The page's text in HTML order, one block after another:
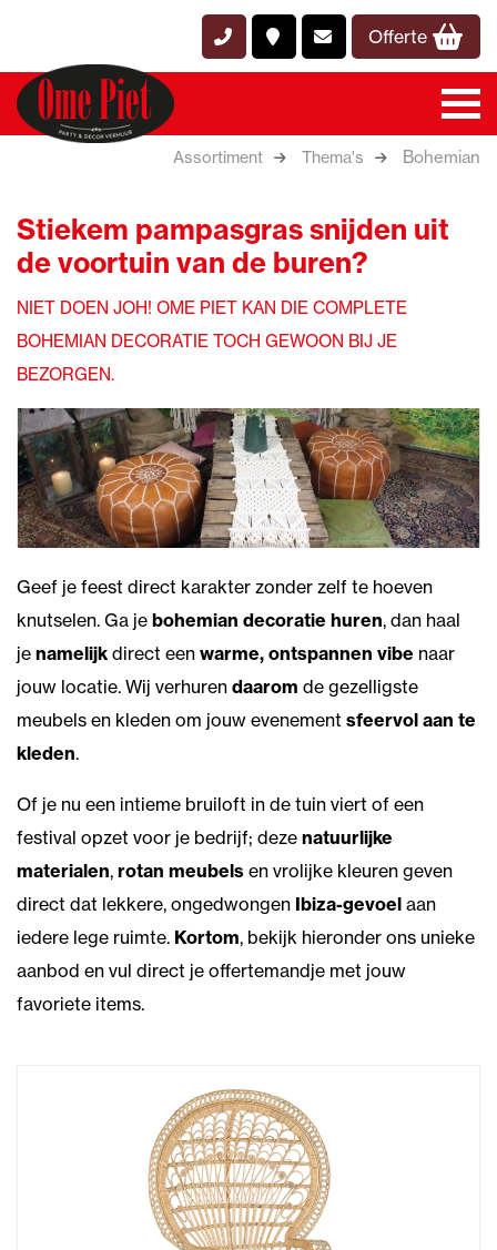
Offerte
Assortiment Thema's Bohemian
Stiekem pampasgras snijden uit
de voortuin van de buren?
NIET DOEN JOH! OME PIET KAN DIE COMPLETE
BOHEMIAN DECORATIE TOCH GEWOON BIJ JE
BEZORGEN.
Geef je feest direct karakter zonder zelf te hoeven
knutselen. Ga je bohemian decoratie huren, dan haal
je namelijk direct een warme, ontspannen vibe naar
jouw locatie. Wij verhuren daarom de gezelligste
meubels en kleden om jouw evenement sfeervol aan te
kleden.
Of je nu een intieme bruiloft in de tuin viert of een
festival opzet voor je bedrijf; deze natuurlijke
materialen, rotan meubels en vrolijke kleuren geven
direct dat lekkere, ongedwongen Ibiza-gevoel aan
iedere lege ruimte. Kortom, bekijk hieronder ons unieke
aanbod en vul direct je offertemandje met jouw
favoriete items.